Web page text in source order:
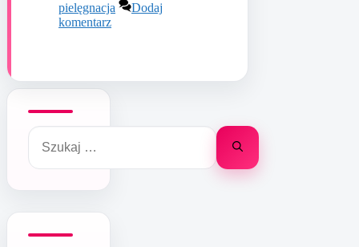
pielęgnacja
Dodaj
komentarz
Szukaj: